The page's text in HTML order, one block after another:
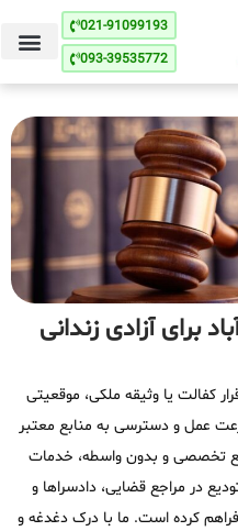
021-91099193
093-39535772
برای آزادی زندانی
کفالت یا وثیقه ملکی، موقعیتی
عمل و دسترسی به منابع معتبر
تخصصی و بدون واسطه، خدمات
در مراجع قضایی، دادسراها و
کرده است. ما با درک دغدغه و